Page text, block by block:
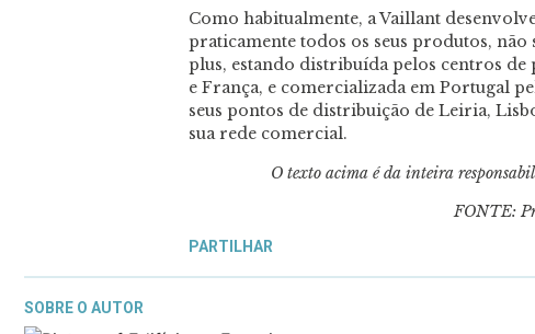
Como habitualmente, a Vaillant
praticamente todos os seus produtos, não
plus, estando distribuída pelos centros
e França, e comercializada em Portugal
seus pontos de distribuição de Leiria,
sua rede comercial.
O texto acima é da inteira
FONTE:
PARTILHAR
SOBRE O AUTOR